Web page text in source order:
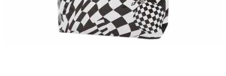
每筆NT$65，滿NT$1,000(含以上)免運費
每筆NT$85，滿NT$1,000(含以上)免運費